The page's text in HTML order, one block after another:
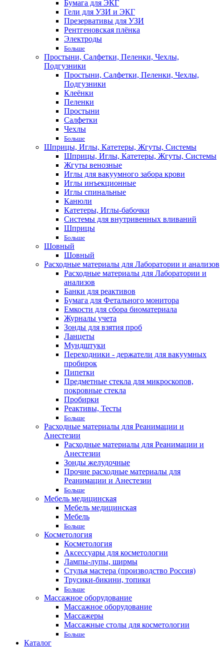
Бумага для ЭКГ
Гели для УЗИ и ЭКГ
Презервативы для УЗИ
Рентгеновская плёнка
Электроды
Больше
Простыни, Салфетки, Пеленки, Чехлы,
Подгузники
Простыни, Салфетки, Пеленки, Чехлы,
Подгузники
Клеёнки
Пеленки
Простыни
Салфетки
Чехлы
Больше
Шприцы, Иглы, Катетеры, Жгуты, Системы
Шприцы, Иглы, Катетеры, Жгуты, Системы
Жгуты венозные
Иглы для вакуумного забора крови
Иглы инъекционные
Иглы спинальные
Канюли
Катетеры, Иглы-бабочки
Системы для внутривенных вливаний
Шприцы
Больше
Шовный
Шовный
Расходные материалы для Лаборатории и анализов
Расходные материалы для Лаборатории и
анализов
Банки для реактивов
Бумага для Фетального монитора
Емкости для сбора биоматериала
Журналы учета
Зонды для взятия проб
Ланцеты
Мундштуки
Переходники - держатели для вакуумных
пробирок
Пипетки
Предметные стекла для микроскопов,
покровные стекла
Пробирки
Реактивы, Тесты
Больше
Расходные материалы для Реанимации и
Анестезии
Расходные материалы для Реанимации и
Анестезии
Зонды желудочные
Прочие расходные материалы для
Реанимации и Анестезии
Больше
Мебель медицинская
Мебель медицинская
Мебель
Больше
Косметология
Косметология
Аксессуары для косметологии
Лампы-лупы, ширмы
Стулья мастера (производство Россия)
Трусики-бикини, топики
Больше
Массажное оборудование
Массажное оборудование
Массажеры
Массажные столы для косметологии
Больше
Каталог